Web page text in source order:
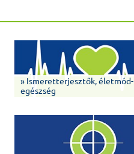
» Ismeretterjesztők, életmód-
egészség